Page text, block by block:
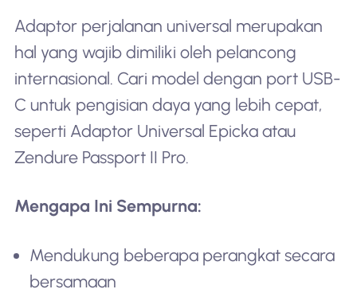
Adaptor perjalanan universal merupakan
hal yang wajib dimiliki oleh pelancong
internasional. Cari model dengan port USB-
C untuk pengisian daya yang lebih cepat,
seperti Adaptor Universal Epicka atau
Zendure Passport II Pro.
Mengapa Ini Sempurna:
Mendukung beberapa perangkat secara
bersamaan